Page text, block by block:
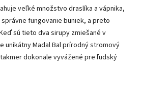
veľké množstvo draslíka a vápnika,
fungovanie buniek, a preto
sú tieto dva sirupy zmiešané v
unikátny Madal Bal prírodný stromový
dokonale vyvážené pre ľudský